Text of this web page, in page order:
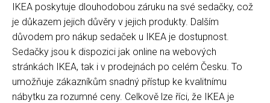
IKEA poskytuje dlouhodobou záruku na své sedačky, což
je důkazem jejich důvěry v jejich produkty. Dalším
důvodem pro nákup sedaček u IKEA je dostupnost.
Sedačky jsou k dispozici jak online na webových
stránkách IKEA, tak i v prodejnách po celém Česku. To
umožňuje zákazníkům snadný přístup ke kvalitnímu
nábytku za rozumné ceny. Celkově lze říci, že IKEA je